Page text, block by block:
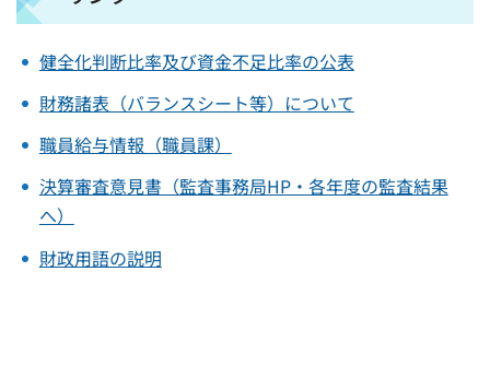
健全化判断比率及び資金不足比率の公表
財務諸表（バランスシート等）について
職員給与情報（職員課）
決算審査意見書（監査事務局HP・各年度の監査結果
へ）
財政用語の説明